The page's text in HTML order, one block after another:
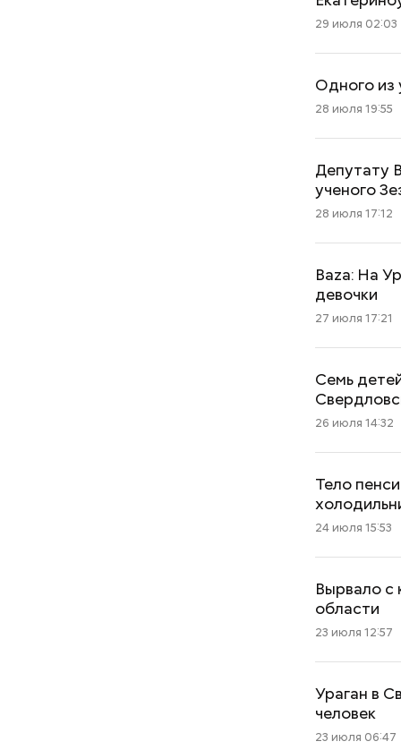
29 июля 02:03
Одного из
28 июля 19:55
Депутату
ученого
28 июля 17:12
Baza: На
девочки
27 июля 17:21
Семь
26 июля 14:32
Тело
24 июля 15:53
Вырвало с
области
23 июля 12:57
Ураган в
человек
23 июля 06:47